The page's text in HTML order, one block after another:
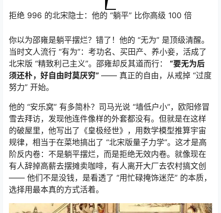
拒绝 996 的北宋隐士：他的 “躺平” 比你高级 100 倍
你以为邵雍是躺平摆烂？错了！他的 “无为” 是顶级清醒。
当时文人流行 “有为”：考功名、买田产、养小妾，活成了
北宋版 “精致利己主义”。邵雍却反其道而行： “要无为后
须还朴，好自由时莫厌穷” —— 真正的自由，从戒掉 “过度
努力” 开始。
他的 “安乐窝” 有多简朴？司马光说 “墙低户小”，欧阳修冒
雪去拜访，发现他连件像样的外套都没有。但就是在这样
的破屋里，他写出了《皇极经世》，用数学模型推算宇宙
规律，相当于在菜地搞出了 “北宋版量子力学”。这才是高
阶反内卷：不是躺平摆烂，而是拒绝无效内卷。就像现在
有人辞掉高薪去摆摊卖咖啡，有人离开大厂去农村搞文创
—— 他们不是没钱，是看透了 “用忙碌掩饰迷茫” 的本质，
选择用最本真的方式活着。